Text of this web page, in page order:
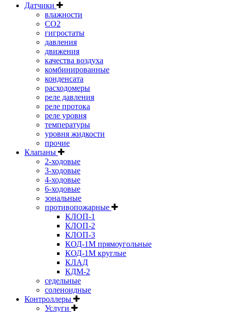
Датчики
влажности
CO2
гигростаты
давления
движения
качества воздуха
комбинированные
конденсата
расходомеры
реле давления
реле протока
реле уровня
температуры
уровня жидкости
прочие
Клапаны
2-ходовые
3-ходовые
4-ходовые
6-ходовые
зональные
противопожарные
КЛОП-1
КЛОП-2
КЛОП-3
КОД-1М прямоугольные
КОД-1М круглые
КЛАД
КДМ-2
седельные
соленоидные
Контроллеры
Услуги